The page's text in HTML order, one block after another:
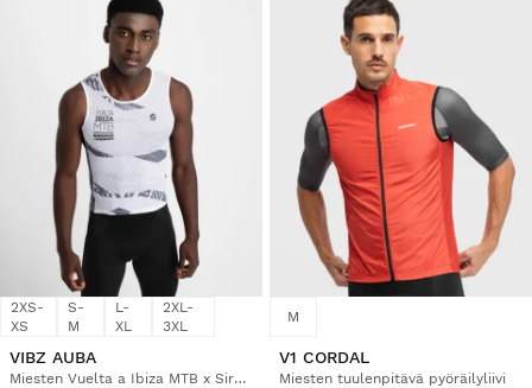
2XS-
XS
S-
M
L-
XL
2XL-
3XL
VIBZ AUBA
Miesten Vuelta a Ibiza MTB x Siroko -pyöräilyaluspaita
M
V1 CORDAL
Miesten tuulenpitävä pyöräilyliivi